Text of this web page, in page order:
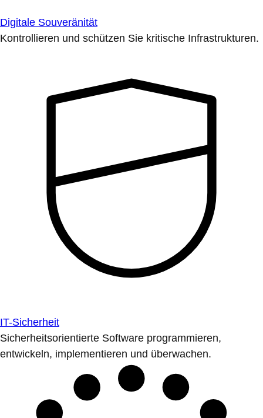
Digitale Souveränität
Kontrollieren und schützen Sie kritische Infrastrukturen.
IT-Sicherheit
Sicherheitsorientierte Software programmieren,
entwickeln, implementieren und überwachen.